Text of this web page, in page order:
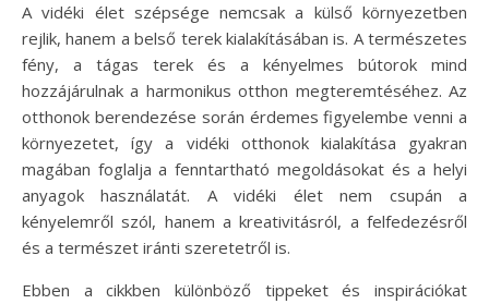
A vidéki élet szépsége nemcsak a külső környezetben
rejlik, hanem a belső terek kialakításában is. A természetes
fény, a tágas terek és a kényelmes bútorok mind
hozzájárulnak a harmonikus otthon megteremtéséhez. Az
otthonok berendezése során érdemes figyelembe venni a
környezetet, így a vidéki otthonok kialakítása gyakran
magában foglalja a fenntartható megoldásokat és a helyi
anyagok használatát. A vidéki élet nem csupán a
kényelemről szól, hanem a kreativitásról, a felfedezésről
és a természet iránti szeretetről is.
Ebben a cikkben különböző tippeket és inspirációkat